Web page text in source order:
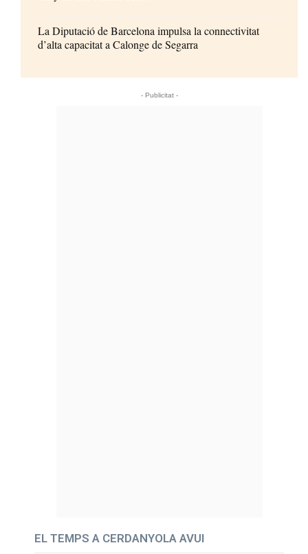
La Diputació de Barcelona impulsa la connectivitat
d’alta capacitat a Calonge de Segarra
- Publicitat -
EL TEMPS A CERDANYOLA AVUI